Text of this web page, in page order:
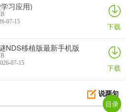
；
习应用)
07-15 下载
NDS移植版最新手机版
07-15 下载
说两句
目录